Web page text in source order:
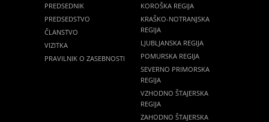
PREDSEDNIK
PREDSEDSTVO
ČLANSTVO
VIZITKA
PRAVILNIK O ZASEBNOSTI
KOROŠKA REGIJA
KRAŠKO-NOTRANJSKA
REGIJA
LJUBLJANSKA REGIJA
POMURSKA REGIJA
SEVERNO PRIMORSKA
REGIJA
VZHODNO ŠTAJERSKA
REGIJA
ZAHODNO ŠTAJERSKA